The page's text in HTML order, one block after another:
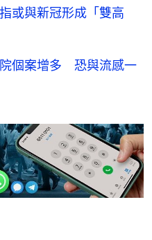
或與新冠形成「雙高
個案增多 恐與流感一